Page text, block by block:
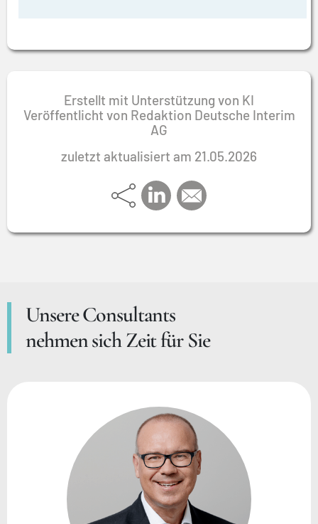
Erstellt mit Unterstützung von KI
Veröffentlicht von Redaktion Deutsche Interim
AG
zuletzt aktualisiert am 21.05.2026
Unsere Consultants
nehmen sich Zeit für Sie